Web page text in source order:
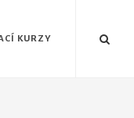
KURZY